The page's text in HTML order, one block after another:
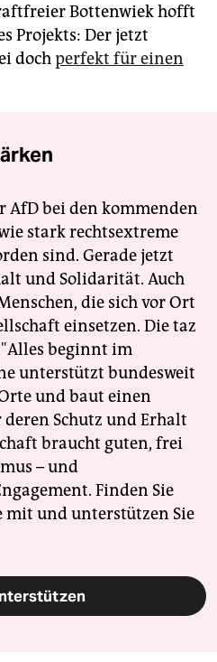
Bottenwiek hofft
Projekts: Der jetzt
dochperfekt für einen
AfD bei den kommenden
stark rechtsextreme
sind. Gerade jetzt
und Solidarität. Auch
die sich vor Ort
einsetzen. Die taz
beginnt im
unterstützt bundesweit
und baut einen
Schutz und Erhalt
braucht guten, frei
– und
Finden Sie
mit und unterstützen Sie